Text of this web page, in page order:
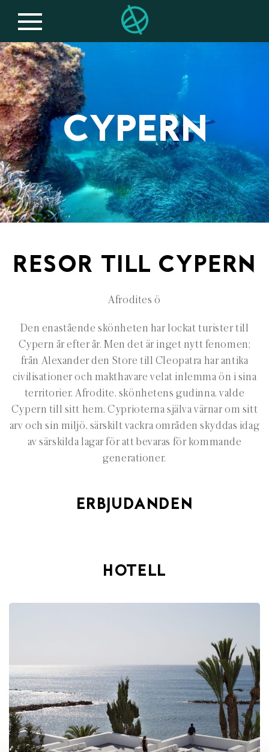
CYPERN
RESOR TILL CYPERN
Afrodites ö
Den enastående skönheten har lockat turister till
Cypern år efter år. Men det är inget nytt fenomen;
från Alexander den Store till Cleopatra har antika
civilisationer och makthavare velat inlemma ön i sina
territorier. Afrodite, skönhetens gudinna, valde
Cypern till sitt hem. Cyprioterna själva värnar om sitt
arv och sin miljö, särskilt vackra områden skyddas idag
av särskilda lagar för att bevaras för kommande
generationer.
ERBJUDANDEN
HOTELL